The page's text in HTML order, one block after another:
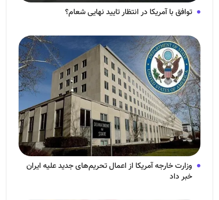
توافق با آمریکا در انتظار تایید نهایی شعام؟
وزارت خارجه آمریکا از اعمال تحریم‌های جدید علیه ایران
خبر داد